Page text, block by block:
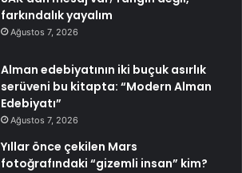
farkındalık yayalım
Ağustos 7, 2026
Alman edebiyatının iki buçuk asırlık
serüveni bu kitapta: “Modern Alman
Edebiyatı”
Ağustos 7, 2026
Yıllar önce çekilen Mars
fotoğrafındaki “gizemli insan” kim?